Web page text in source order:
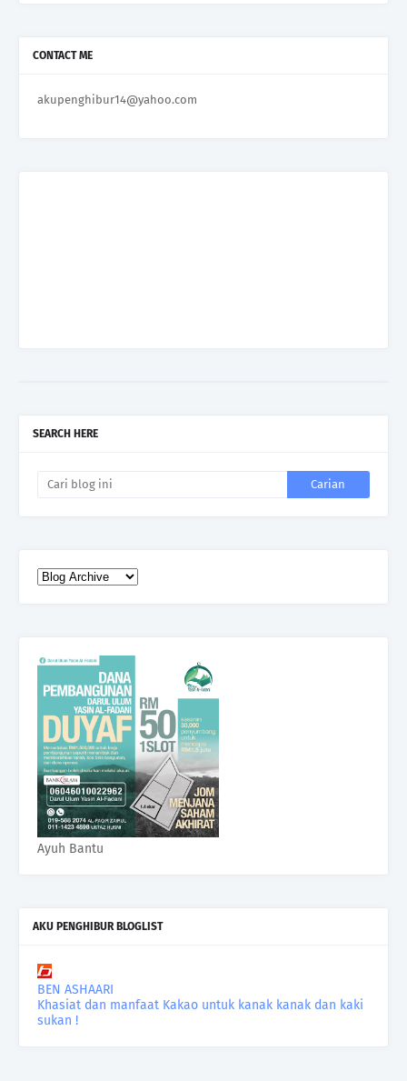
CONTACT ME
akupenghibur14@yahoo.com
SEARCH HERE
Ayuh Bantu
AKU PENGHIBUR BLOGLIST
BEN ASHAARI
Khasiat dan manfaat Kakao untuk kanak kanak dan kaki
sukan !